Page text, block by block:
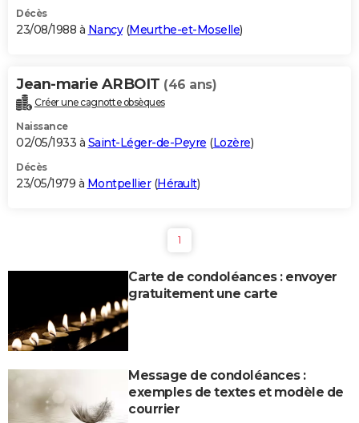
Décès
23/08/1988 à Nancy(Meurthe-et-Moselle)
Jean-marie ARBOIT (46 ans)
Créer une cagnotte obsèques
Naissance
02/05/1933 à Saint-Léger-de-Peyre (Lozère)
Décès
23/05/1979 à Montpellier(Hérault)
1
Carte de condoléances : envoyer
gratuitement une carte
Message de condoléances :
exemples de textes et modèle de
courrier